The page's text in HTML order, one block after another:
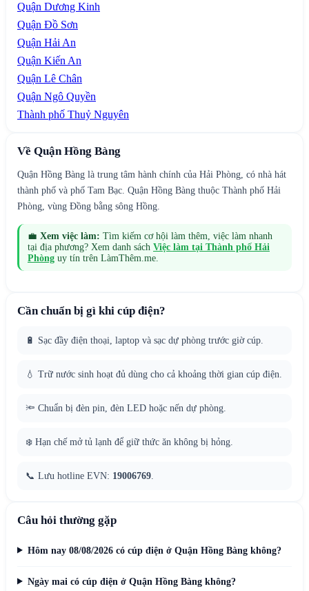
Quận Dương Kinh
Quận Đồ Sơn
Quận Hải An
Quận Kiến An
Quận Lê Chân
Quận Ngô Quyền
Thành phố Thuỷ Nguyên
Về Quận Hồng Bàng
Quận Hồng Bàng là trung tâm hành chính của Hải Phòng, có nhà hát
thành phố và phố Tam Bạc. Quận Hồng Bàng thuộc Thành phố Hải
Phòng, vùng Đồng bằng sông Hồng.
💼 Xem việc làm: Tìm kiếm cơ hội làm thêm, việc làm nhanh
tại địa phương? Xem danh sách Việc làm tại Thành phố Hải
Phòng uy tín trên LàmThêm.me.
Cần chuẩn bị gì khi cúp điện?
🔋 Sạc đầy điện thoại, laptop và sạc dự phòng trước giờ cúp.
💧 Trữ nước sinh hoạt đủ dùng cho cả khoảng thời gian cúp điện.
🔦 Chuẩn bị đèn pin, đèn LED hoặc nến dự phòng.
❄️ Hạn chế mở tủ lạnh để giữ thức ăn không bị hỏng.
📞 Lưu hotline EVN: 19006769
Câu hỏi thường gặp
Hôm nay 08/08/2026 có cúp điện ở Quận Hồng Bàng không?
Ngày mai có cúp điện ở Quận Hồng Bàng không?